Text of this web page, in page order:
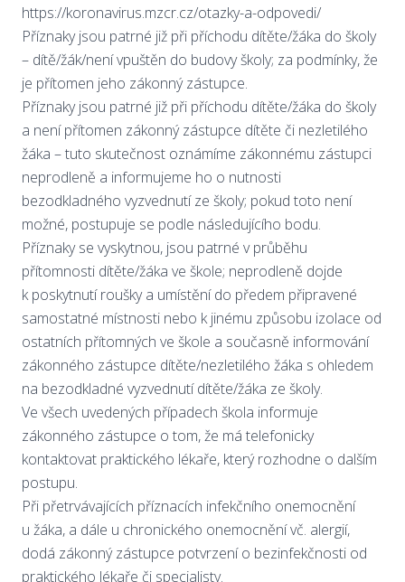
https://koronavirus.mzcr.cz/otazky-a-odpovedi/
Příznaky jsou patrné již při příchodu dítěte/žáka do školy
– dítě/žák/není vpuštěn do budovy školy; za podmínky, že
je přítomen jeho zákonný zástupce.
Příznaky jsou patrné již při příchodu dítěte/žáka do školy
a není přítomen zákonný zástupce dítěte či nezletilého
žáka – tuto skutečnost oznámíme zákonnému zástupci
neprodleně a informujeme ho o nutnosti
bezodkladného vyzvednutí ze školy; pokud toto není
možné, postupuje se podle následujícího bodu.
Příznaky se vyskytnou, jsou patrné v průběhu
přítomnosti dítěte/žáka ve škole; neprodleně dojde
k poskytnutí roušky a umístění do předem připravené
samostatné místnosti nebo k jinému způsobu izolace od
ostatních přítomných ve škole a současně informování
zákonného zástupce dítěte/nezletilého žáka s ohledem
na bezodkladné vyzvednutí dítěte/žáka ze školy.
Ve všech uvedených případech škola informuje
zákonného zástupce o tom, že má telefonicky
kontaktovat praktického lékaře, který rozhodne o dalším
postupu.
Při přetrvávajících příznacích infekčního onemocnění
u žáka, a dále u chronického onemocnění vč. alergií,
dodá zákonný zástupce potvrzení o bezinfekčnosti od
praktického lékaře či specialisty.